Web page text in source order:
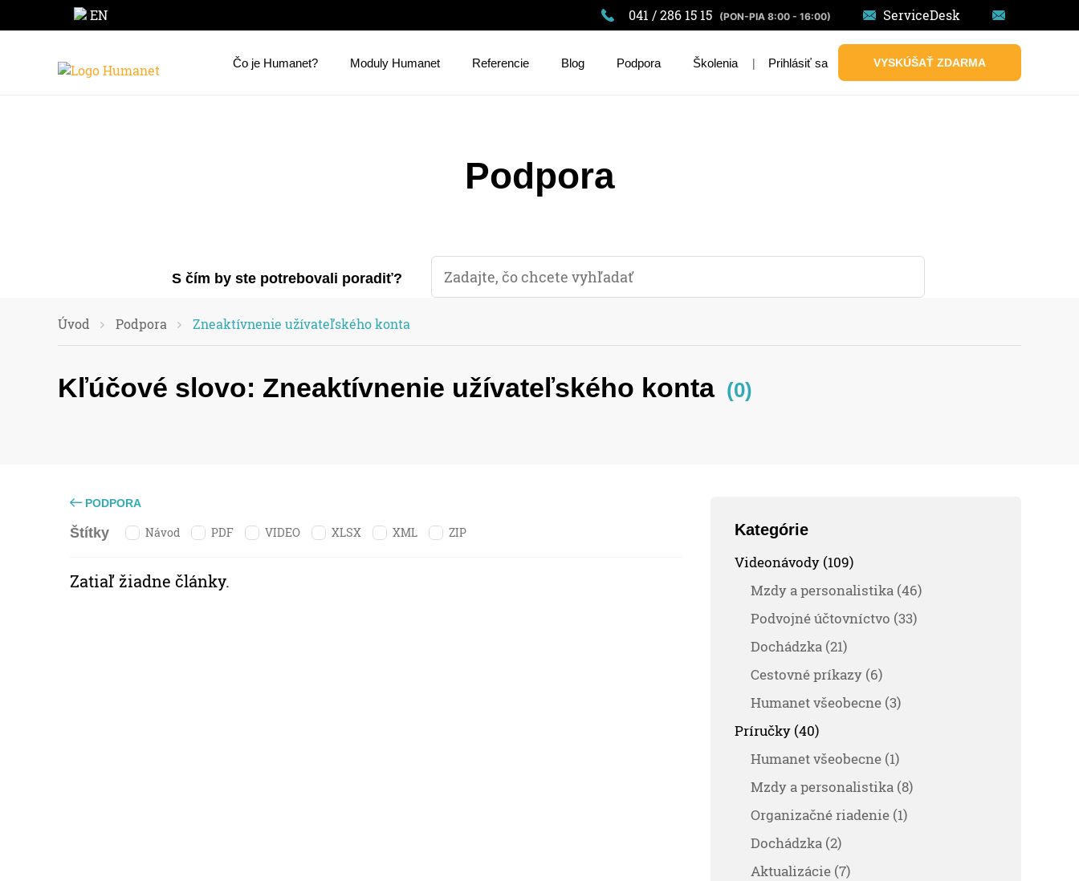
EN 041 / 286 15 15 (PON-PIA 8:00 - 16:00) ServiceDesk
Čo je Humanet? Moduly Humanet Referencie Blog Podpora Školenia | Prihlásiť sa VYSKÚŠAŤ ZDARMA
Podpora
S čím by ste potrebovali poradiť?
Úvod Podpora Zneaktívnenie užívateľského konta
Kľúčové slovo: Zneaktívnenie užívateľského konta (0)
PODPORA
Štítky Návod PDF VIDEO XLSX XML ZIP
Zatiaľ žiadne články.
Kategórie
Videonávody (109)
Mzdy a personalistika (46)
Podvojné účtovníctvo (33)
Dochádzka (21)
Cestovné príkazy (6)
Humanet všeobecne (3)
Príručky (40)
Humanet všeobecne (1)
Mzdy a personalistika (8)
Organizačné riadenie (1)
Dochádzka (2)
Aktualizácie (7)